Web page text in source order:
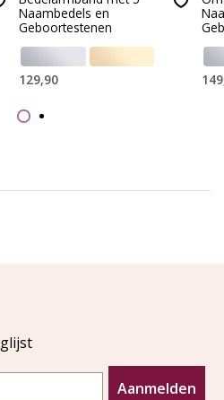
Naambedels en
Geboortestenen
129,90
Aanmelden